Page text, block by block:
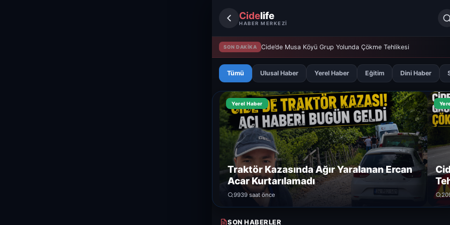
Cidelife
HABER MERKEZİ
SON DAKİKA Cide’de Musa Köyü Grup Yolunda Çökme Tehlikesi
Tümü Ulusal Haber Yerel Haber Eğitim Dini Haber
Yerel Haber
Traktör Kazasında Ağır Yaralanan Ercan
Acar Kurtarılamadı
9939 saat önce
SON HABERLER